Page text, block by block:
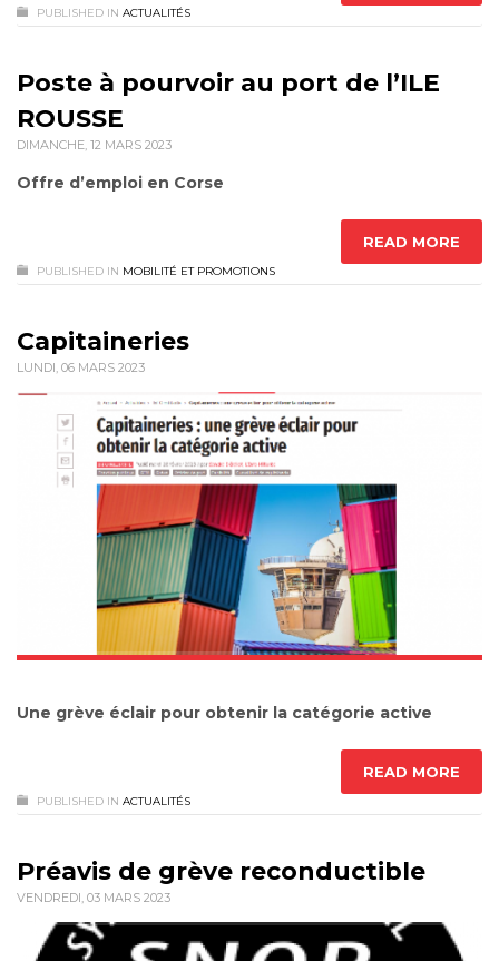
PUBLISHED IN ACTUALITÉS
Poste à pourvoir au port de l’ILE
ROUSSE
DIMANCHE, 12 MARS 2023
Offre d’emploi en Corse
READ MORE
PUBLISHED IN MOBILITÉ ET PROMOTIONS
Capitaineries
LUNDI, 06 MARS 2023
Une grève éclair pour obtenir la catégorie active
READ MORE
PUBLISHED IN ACTUALITÉS
Préavis de grève reconductible
VENDREDI, 03 MARS 2023